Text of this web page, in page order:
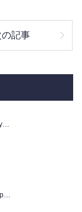
の記事